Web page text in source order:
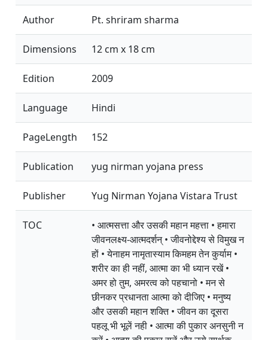
Author Pt. shriram sharma
Dimensions 12 cm x 18 cm
Edition 2009
Language Hindi
PageLength 152
Publication yug nirman yojana press
Publisher Yug Nirman Yojana Vistara Trust
TOC
• आत्मसत्ता और उसकी महान महत्ता • हमारा
जीवनलक्ष्य-आत्मदर्शन् • जीवनोद्देश्य से विमुख न
हों • येनाहम नामृतास्याम किमहम तेन कुर्याम •
शरीर का ही नहीं, आत्मा का भी ध्यान रखें •
अमर हो तुम, अमरत्व को पहचानो • मन से
छीनकर प्रधानता आत्मा को दीजिए • मनुष्य
और उसकी महान शक्ति • जीवन का दूसरा
पहलू भी भूलें नही • आत्मा की पुकार अनसुनी न